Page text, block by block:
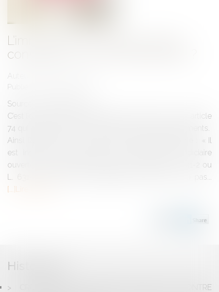
L’immeuble non encore vendu
constitue-t-il un actif disponible ?
Auteur : NICOLAS Audrey
Publié le :
Source :
C’est l’ordonnance du 18 décembre 2008, dans son article
74 qui précise la notion d’état de cessation de paiements.
Ainsi, l’article L631-1 du code de commerce dispose : « Il
est institué une procédure de redressement judiciaire
ouverte à tout débiteur mentionné aux articles L. 631-2 ou
L. 631-3 qui, dans l'impossibilité de faire face au pas...
Lire la suite
Historique
CRITÈRES DE RECEVABILITÉ DES RECOURS CONTRE